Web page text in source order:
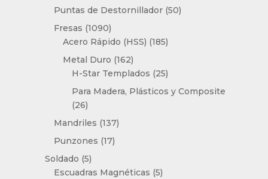
Puntas de Destornillador 5050
Fresas 10901090
productos
Acero Rápido (HSS) 185185
Metal Duro 162162
productos
H-Star Templados 2525
productos
Para Madera, Plásticos y Composite
2626
productos
Mandriles 137137
Punzones 1717
Soldado 55
productos
Escuadras Magnéticas 55